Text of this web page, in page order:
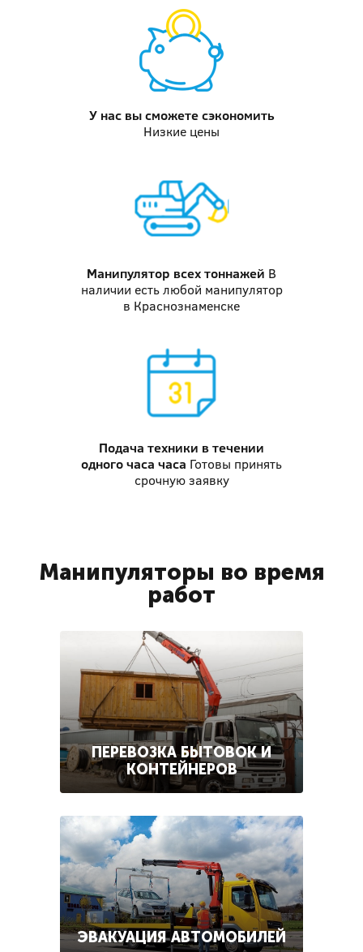
У нас высможете сэкономить
Низкие цены
Манипулятор всех тоннажей В
наличии есть любой манипулятор
в Краснознаменске
Подача техники в течении
одного часа часа Готовы принять
срочную заявку
Манипуляторы во время
работ
ПЕРЕВОЗКА БЫТОВОК И
КОНТЕЙНЕРОВ
ЭВАКУАЦИЯ АВТОМОБИЛЕЙ